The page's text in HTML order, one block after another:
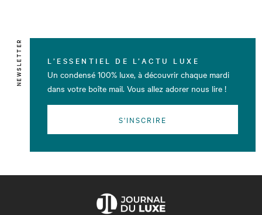
NEWSLETTER L’ESSENTIEL DE L’ACTU LUXE
Un condensé 100% luxe, à découvrir chaque mardi
dans votre boîte mail. Vous allez adorer nous lire !
S'INSCRIRE